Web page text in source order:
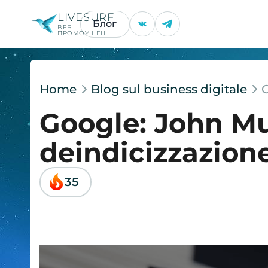
LIVESURF
ВЕБ
ПРОМОУШЕН
Блог
Home Blog sul business digitale
Google: John
35